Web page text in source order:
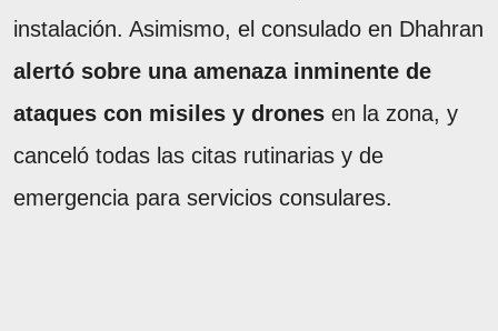
instalación. Asimismo, el consulado en Dhahran
alertó sobre una amenaza inminente de
ataques con misiles y drones en la zona, y
canceló todas las citas rutinarias y de
emergencia para servicios consulares.